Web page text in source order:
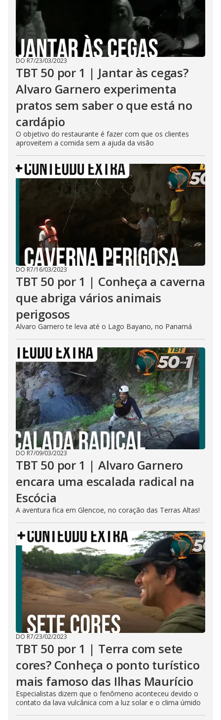
DO R7/23/03/2023
TBT 50 por 1 | Jantar às cegas?
Alvaro Garnero experimenta
pratos sem saber o que está no
cardápio
O objetivo do restaurante é fazer com que os clientes
aproveitem a comida sem a ajuda da visão
DO R7/16/03/2023
TBT 50 por 1 | Conheça a caverna
que abriga vários animais
perigosos
Alvaro Garnero te leva até o Lago Bayano, no Panamá
DO R7/09/03/2023
TBT 50 por 1 | Alvaro Garnero
encara uma escalada radical na
Escócia
A aventura fica em Glencoe, no coração das Terras Altas!
DO R7/23/02/2023
TBT 50 por 1 | Terra com sete
cores? Conheça o ponto turístico
mais famoso das Ilhas Maurício
Especialistas dizem que o fenômeno aconteceu devido o
contato da lava vulcânica com a luz solar e o clima úmido